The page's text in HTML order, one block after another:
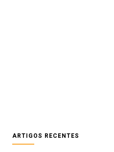
ARTIGOS RECENTES